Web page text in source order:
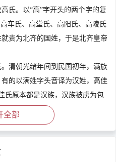
氏。以“高”字开头的两个字的复
车氏、高堂氏、高阳氏、高陵氏
贵为北齐的国姓，于是北齐皇帝
清朝光绪年间到民国初年，满族
的以满姓字头音译为汉姓，高佳
氏原本都是汉族，汉族被虏为包
氏，其形式就是在自己本来的姓
海（今俄罗斯滨海地区），后多
全部